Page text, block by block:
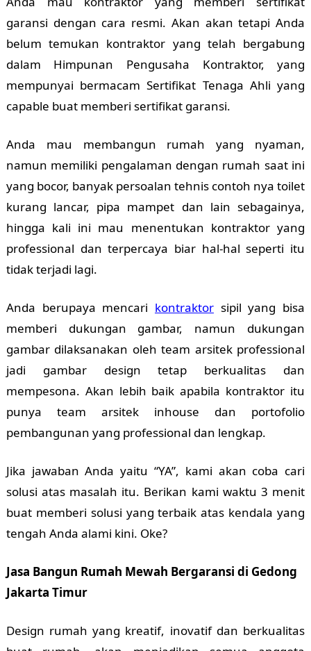
garansi dengan cara resmi. Akan akan tetapi Anda
belum temukan kontraktor yang telah bergabung
dalam Himpunan Pengusaha Kontraktor, yang
mempunyai bermacam Sertifikat Tenaga Ahli yang
capable buat memberi sertifikat garansi.
Anda mau membangun rumah yang nyaman,
namun memiliki pengalaman dengan rumah saat ini
yang bocor, banyak persoalan tehnis contoh nya toilet
kurang lancar, pipa mampet dan lain sebagainya,
hingga kali ini mau menentukan kontraktor yang
professional dan terpercaya biar hal-hal seperti itu
tidak terjadi lagi.
Anda berupaya mencari kontraktor sipil yang bisa
memberi dukungan gambar, namun dukungan
gambar dilaksanakan oleh team arsitek professional
jadi gambar design tetap berkualitas dan
mempesona. Akan lebih baik apabila kontraktor itu
punya team arsitek inhouse dan portofolio
pembangunan yang professional dan lengkap.
Jika jawaban Anda yaitu “YA”, kami akan coba cari
solusi atas masalah itu. Berikan kami waktu 3 menit
buat memberi solusi yang terbaik atas kendala yang
tengah Anda alami kini. Oke?
Jasa Bangun Rumah Mewah Bergaransi di Gedong
Jakarta Timur
Design rumah yang kreatif, inovatif dan berkualitas